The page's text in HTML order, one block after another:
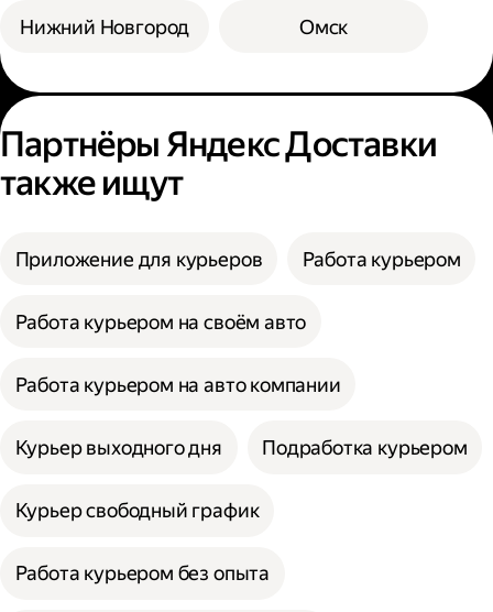
Нижний Новгород Омск
Партнёры Яндекс Доставки
также ищут
Приложение для курьеров Работа курьером
Работа курьером на своём авто
Работа курьером на авто компании
Курьер выходного дня Подработка курьером
Курьер свободный график
Работа курьером без опыта